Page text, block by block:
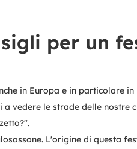
per un
in Europa e in particolare
a vedere le strade delle nostre
L'origine di questa